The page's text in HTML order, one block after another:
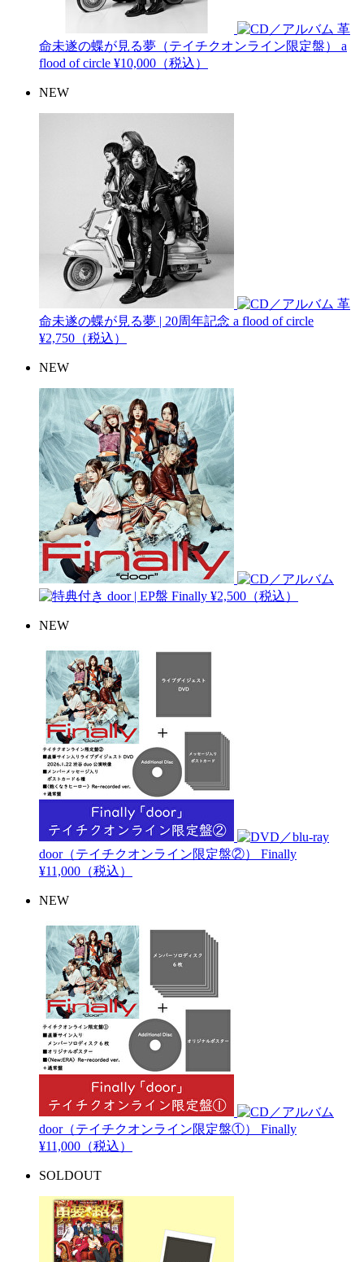
革
命未遂の蝶が見る夢（テイチクオンライン限定盤） a
flood of circle ¥10,000（税込）
NEW
革
命未遂の蝶が見る夢 | 20周年記念 a flood of circle
¥2,750（税込）
NEW
door | EP盤 Finally ¥2,500（税込）
NEW
door（テイチクオンライン限定盤②） Finally
¥11,000（税込）
NEW
door（テイチクオンライン限定盤①） Finally
¥11,000（税込）
SOLDOUT